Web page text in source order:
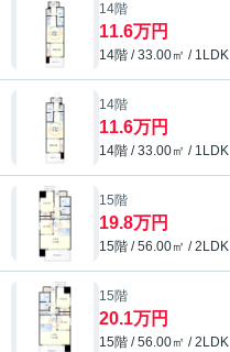
14階
11.6万円
14階 / 33.00㎡ / 1LDK
14階
11.6万円
14階 / 33.00㎡ / 1LDK
15階
19.8万円
15階 / 56.00㎡ / 2LDK
15階
20.1万円
15階 / 56.00㎡ / 2LDK